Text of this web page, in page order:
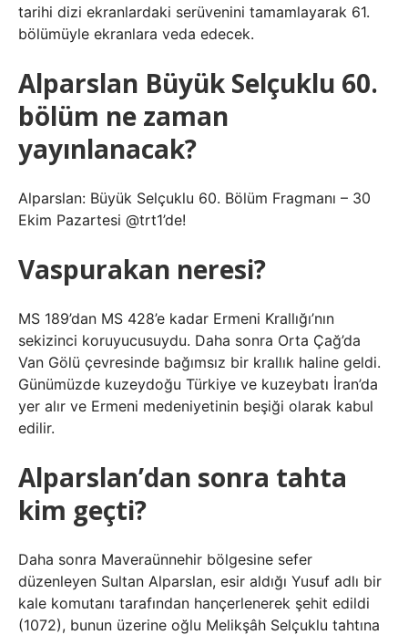
tarihi dizi ekranlardaki serüvenini tamamlayarak 61.
bölümüyle ekranlara veda edecek.
Alparslan Büyük Selçuklu 60.
bölüm ne zaman
yayınlanacak?
Alparslan: Büyük Selçuklu 60. Bölüm Fragmanı – 30
Ekim Pazartesi @trt1’de!
Vaspurakan neresi?
MS 189’dan MS 428’e kadar Ermeni Krallığı’nın
sekizinci koruyucusuydu. Daha sonra Orta Çağ’da
Van Gölü çevresinde bağımsız bir krallık haline geldi.
Günümüzde kuzeydoğu Türkiye ve kuzeybatı İran’da
yer alır ve Ermeni medeniyetinin beşiği olarak kabul
edilir.
Alparslan’dan sonra tahta
kim geçti?
Daha sonra Maveraünnehir bölgesine sefer
düzenleyen Sultan Alparslan, esir aldığı Yusuf adlı bir
kale komutanı tarafından hançerlenerek şehit edildi
(1072), bunun üzerine oğlu Melikşâh Selçuklu tahtına